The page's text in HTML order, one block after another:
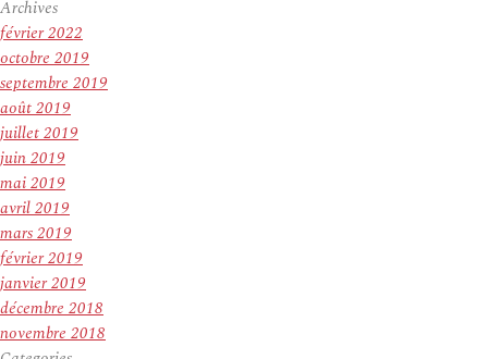
Archives
février 2022
octobre 2019
septembre 2019
août 2019
juillet 2019
juin 2019
mai 2019
avril 2019
mars 2019
février 2019
janvier 2019
décembre 2018
novembre 2018